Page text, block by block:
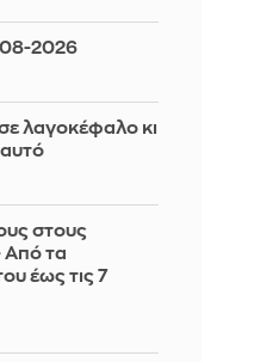
2026
λαγοκέφαλο κι
αυτό
στους
Από τα
έως τις 7